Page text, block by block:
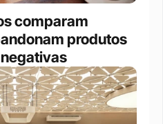
comparam
produtos